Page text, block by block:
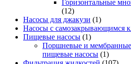
Горизонтальные
(12)
Насосы для джакузи (1)
Насосы с самозакрывающимся
Пищевые насосы (1)
Поршневые и мембранные
пищевые насосы (1)